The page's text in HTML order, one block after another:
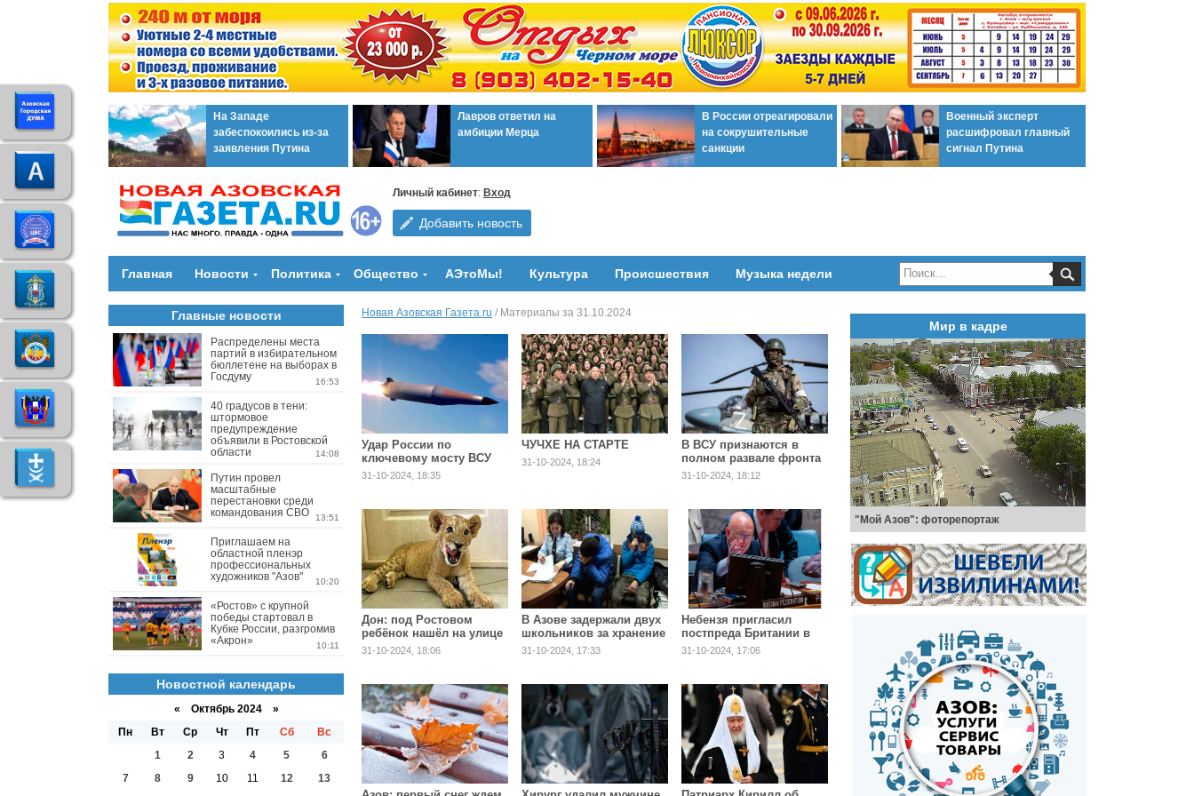
На Западе
забеспокоились из-за
заявления Путина
Лавров ответил на
амбиции Мерца
В России отреагировали
на сокрушительные
санкции
Военный эксперт
расшифровал главный
сигнал Путина
Личный кабинет: Вход
Добавить новость
Главная Новости Политика Общество АЭтоМы! Культура Происшествия Музыка недели
Новая Азовская Газета.ru / Материалы за 31.10.2024
Удар России по
ключевому мосту ВСУ
под Одессой
31-10-2024, 18:35
ЧУЧХЕ НА СТАРТЕ
31-10-2024, 18:24
В ВСУ признаются в
полном развале фронта
31-10-2024, 18:12
Дон: под Ростовом
ребёнок нашёл на улице
2-месячного львёнка
31-10-2024, 18:06
В Азове задержали двух
школьников за хранение
наркотиков
31-10-2024, 17:33
Небензя пригласил
постпреда Британии в
Россию
31-10-2024, 17:06
Главные новости
Распределены места
партий в избирательном
бюллетене на выборах в
Госдуму
16:53
40 градусов в тени:
штормовое
предупреждение
объявили в Ростовской
области
14:08
Путин провел
масштабные
перестановки среди
командования СВО
13:51
Приглашаем на
областной пленэр
профессиональных
художников "Азов"
10:20
«Ростов» с крупной
победы стартовал в
Кубке России, разгромив
«Акрон»
10:11
Новостной календарь
« Октябрь 2024 »
Пн
Вт Ср Чт Пт Сб
Вс
1
2 3 4 5
6
7
8 9 10 11 12
13
Мир в кадре
"Мой Азов": фоторепортаж